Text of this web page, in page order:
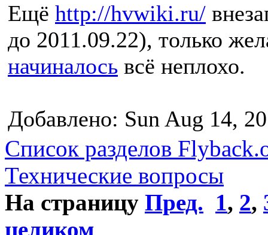
Ещё http://hvwiki.ru/
до 2011.09.22), только
начиналось всё неплохо.
Добавлено: Sun Aug 14,
Список разделов
Технические вопросы
На страницу Пред. 1, 2,
целиком